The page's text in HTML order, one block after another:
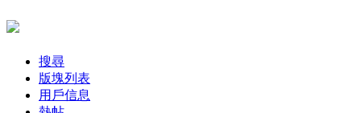
搜尋
版塊列表
用戶信息